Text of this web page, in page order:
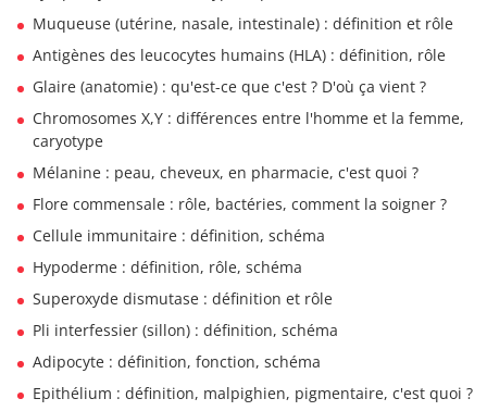
Muqueuse (utérine, nasale, intestinale) : définition et rôle
Antigènes des leucocytes humains (HLA) : définition, rôle
Glaire (anatomie) : qu'est-ce que c'est ? D'où ça vient ?
Chromosomes X,Y : différences entre l'homme et la femme,
caryotype
Mélanine : peau, cheveux, en pharmacie, c'est quoi ?
Flore commensale : rôle, bactéries, comment la soigner ?
Cellule immunitaire : définition, schéma
Hypoderme : définition, rôle, schéma
Superoxyde dismutase : définition et rôle
Pli interfessier (sillon) : définition, schéma
Adipocyte : définition, fonction, schéma
Epithélium : définition, malpighien, pigmentaire, c'est quoi ?